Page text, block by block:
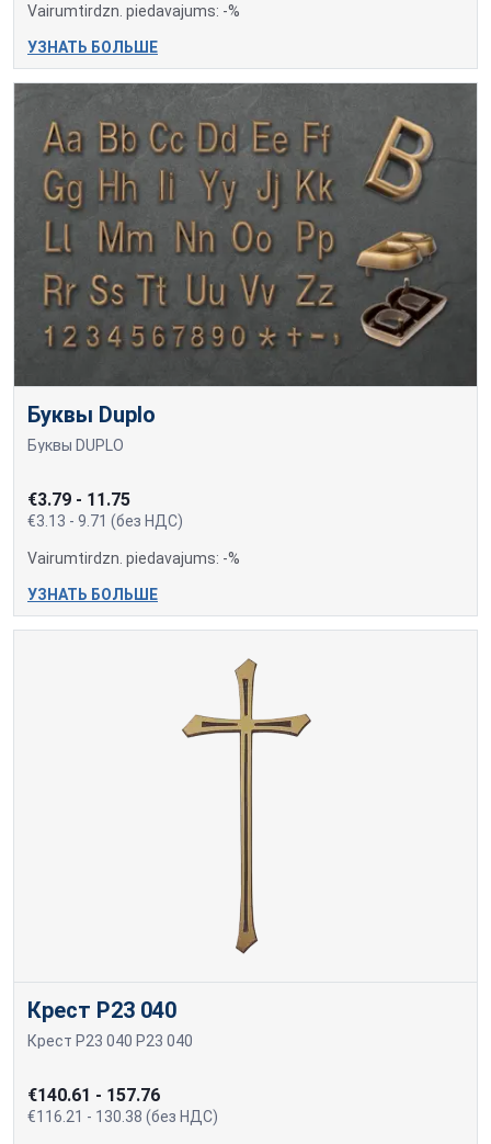
Vairumtirdzn. piedavajums: -%
УЗНАТЬ БОЛЬШЕ
Буквы Duplo
Буквы DUPLO
€3.79 - 11.75
€3.13 - 9.71 (без НДС)
Vairumtirdzn. piedavajums: -%
УЗНАТЬ БОЛЬШЕ
Крест P23 040
Крест P23 040 P23 040
€140.61 - 157.76
€116.21 - 130.38 (без НДС)